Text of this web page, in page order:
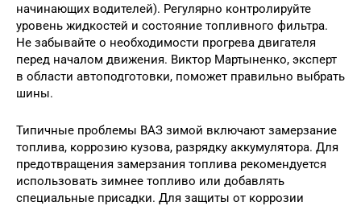
начинающих водителей). Регулярно контролируйте
уровень жидкостей и состояние топливного фильтра.
Не забывайте о необходимости прогрева двигателя
перед началом движения. Виктор Мартыненко, эксперт
в области автоподготовки, поможет правильно выбрать
шины.
Типичные проблемы ВАЗ зимой включают замерзание
топлива, коррозию кузова, разрядку аккумулятора. Для
предотвращения замерзания топлива рекомендуется
использовать зимнее топливо или добавлять
специальные присадки. Для защиты от коррозии